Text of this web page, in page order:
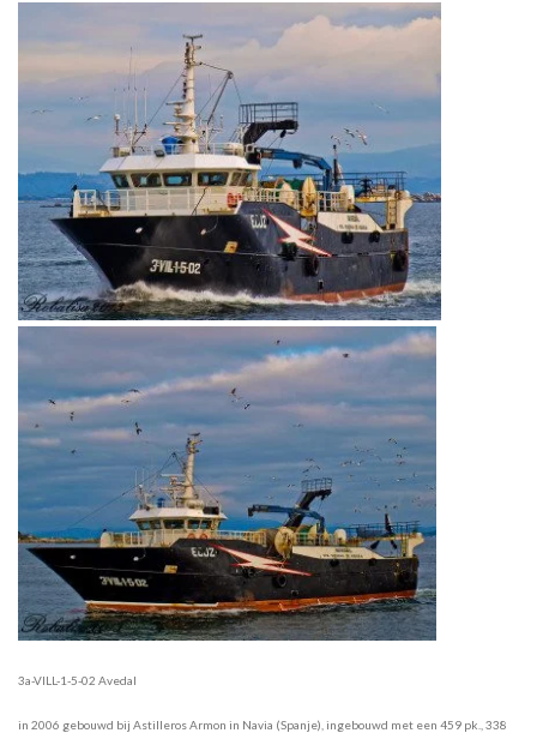
3a-VILL-1-5-02 Avedal
in 2006 gebouwd bij Astilleros Armon in Navia (Spanje), ingebouwd met een 459 pk., 338